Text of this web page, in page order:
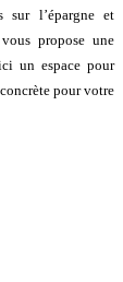
sur l’épargne et
propose une
un espace pour
pour votre